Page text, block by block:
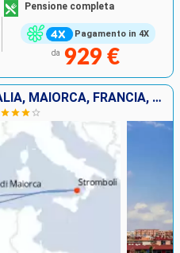
Pagamento in 4X
Pensione completa
da 929 €
GIBILTERRA, MAROCCO, ITALIA, MAIORCA, FRANCIA, SPAGNA